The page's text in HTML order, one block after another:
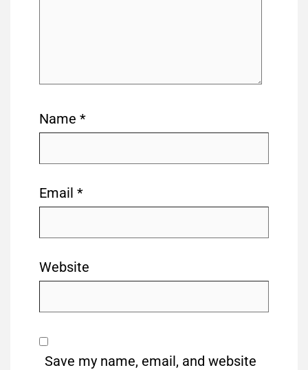
Name *
Email *
Website
Save my name, email, and website